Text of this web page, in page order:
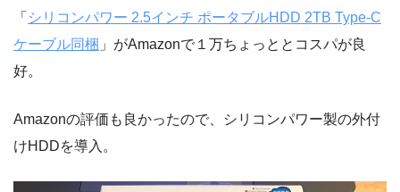
「 シリコンパワー 2.5インチ ポータブルHDD 2TB Type-C
ケーブル同梱 」がAmazonで１万ちょっととコスパが良
好。
Amazonの評価も良かったので、シリコンパワー製の外付
けHDDを導入。